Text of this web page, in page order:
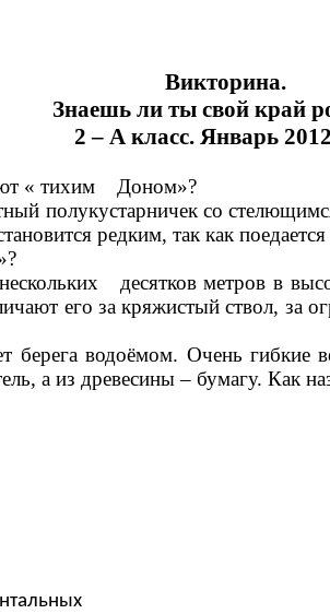
Викторина.
Знаешь ли ты свой край
2 – А класс. Январь
« тихим Доном»?
со стелющимся
редким, так как
десятков метров в
его за кряжистый ствол, за
водоёмом. Очень гибкие
а из древесины – бумагу. Как